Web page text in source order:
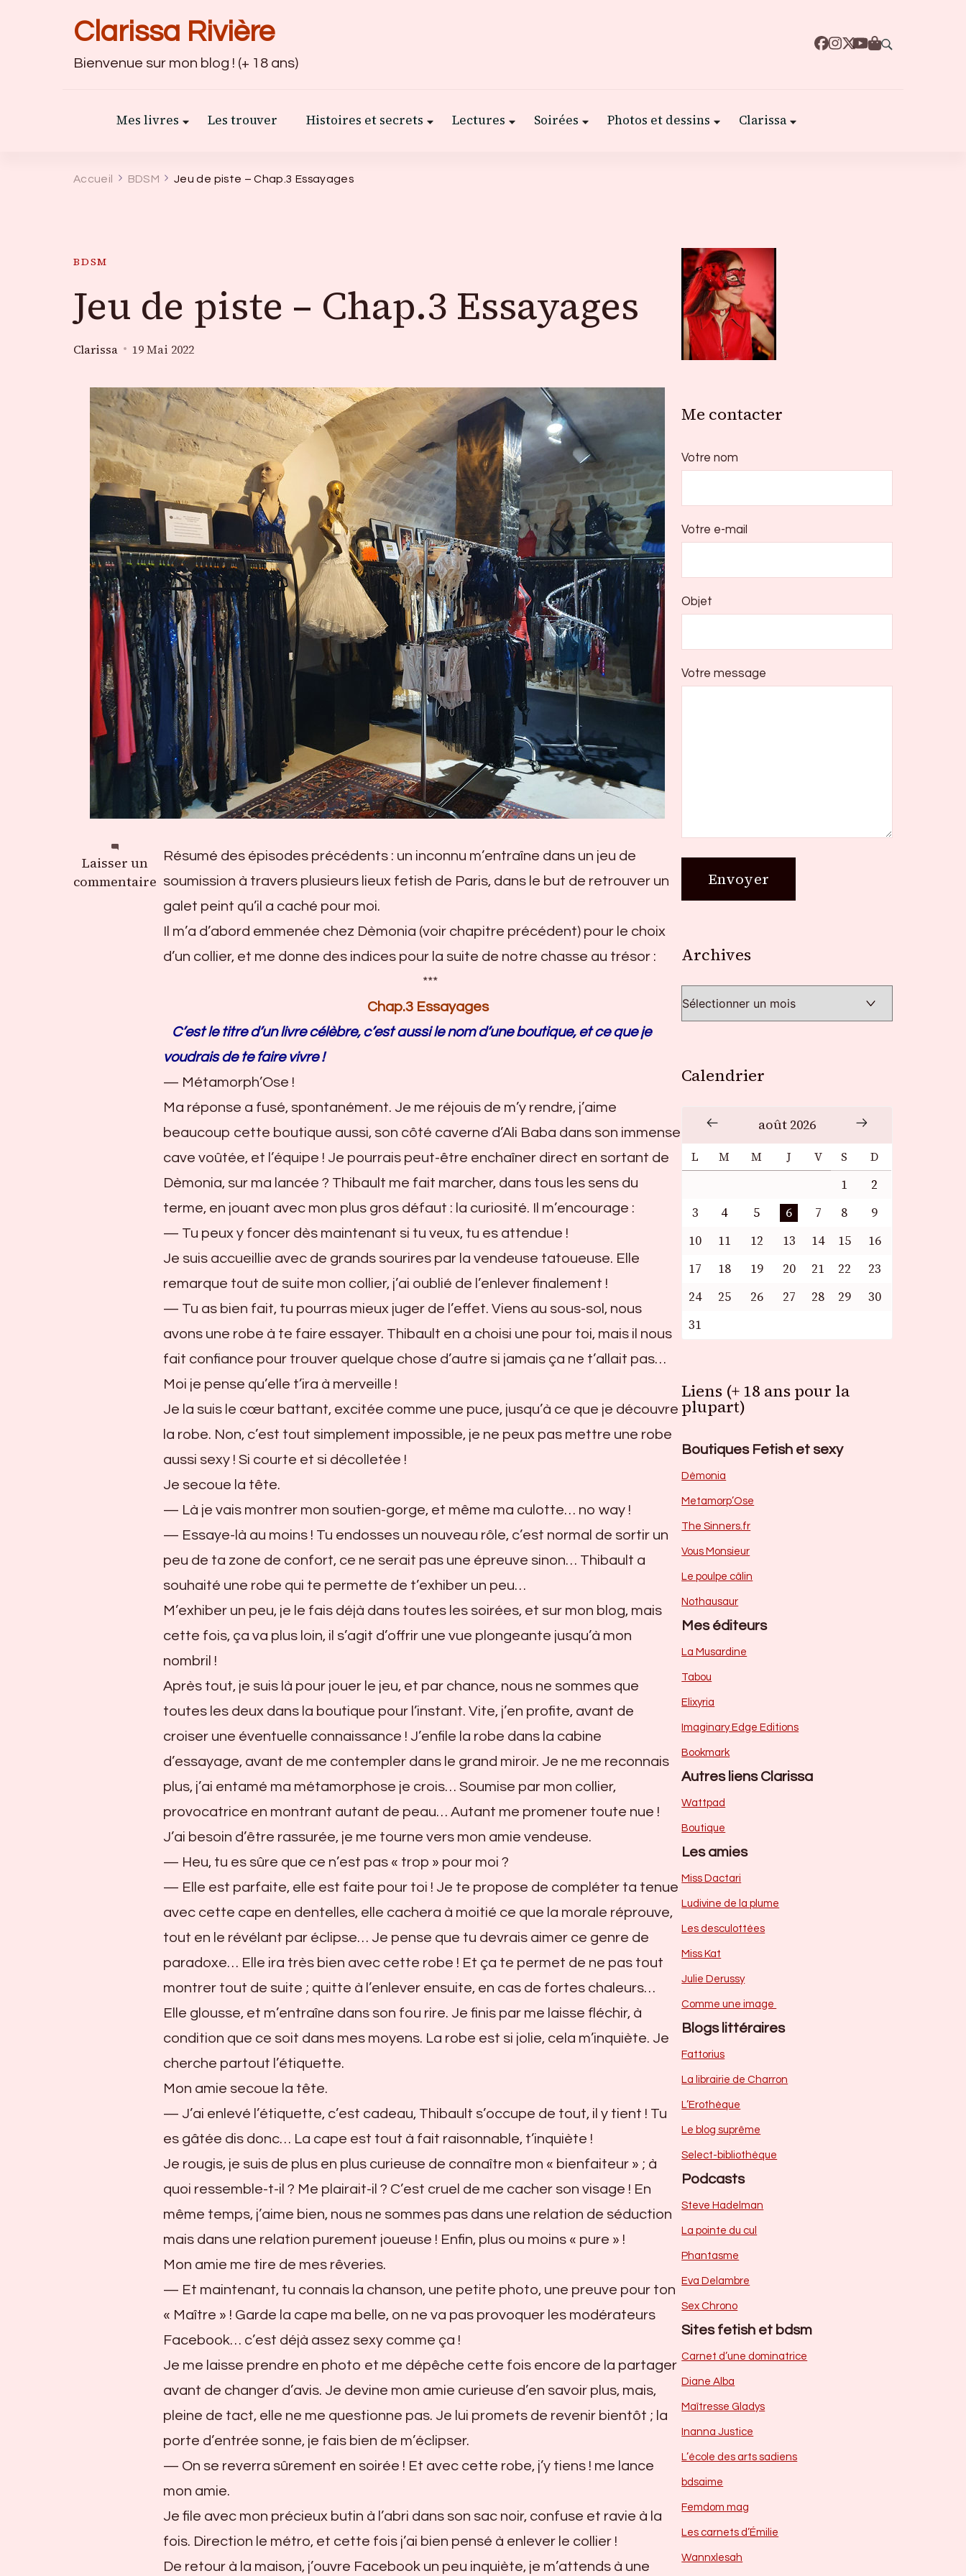
Clarissa Rivière
Bienvenue sur mon blog ! (+ 18 ans)
Mes livres Les trouver Histoires et secrets Lectures Soirées Photos et dessins Clarissa
Accueil BDSM Jeu de piste – Chap.3 Essayages
BDSM
Jeu de piste – Chap.3 Essayages
Clarissa 19 Mai 2022
Laisser un
commentaire
sur
Jeu
Résumé des épisodes précédents : un inconnu m’entraîne dans un jeu de
soumission à travers plusieurs lieux fetish de Paris, dans le but de retrouver un
galet peint qu’il a caché pour moi.
Il m’a d’abord emmenée chez Dèmonia (voir chapitre précédent) pour le choix
d’un collier, et me donne des indices pour la suite de notre chasse au trésor :
***
Chap.3 Essayages
C’est le titre d’un livre célèbre, c’est aussi le nom d’une boutique, et ce que je
voudrais de te faire vivre !
— Métamorph’Ose !
Ma réponse a fusé, spontanément. Je me réjouis de m’y rendre, j’aime
beaucoup cette boutique aussi, son côté caverne d’Ali Baba dans son immense
cave voûtée, et l’équipe ! Je pourrais peut-être enchaîner direct en sortant de
Dèmonia, sur ma lancée ? Thibault me fait marcher, dans tous les sens du
terme, en jouant avec mon plus gros défaut : la curiosité. Il m’encourage :
— Tu peux y foncer dès maintenant si tu veux, tu es attendue !
Je suis accueillie avec de grands sourires par la vendeuse tatoueuse. Elle
remarque tout de suite mon collier, j’ai oublié de l’enlever finalement !
— Tu as bien fait, tu pourras mieux juger de l’effet. Viens au sous-sol, nous
avons une robe à te faire essayer. Thibault en a choisi une pour toi, mais il nous
fait confiance pour trouver quelque chose d’autre si jamais ça ne t’allait pas…
Moi je pense qu’elle t’ira à merveille !
Je la suis le cœur battant, excitée comme une puce, jusqu’à ce que je découvre
la robe. Non, c’est tout simplement impossible, je ne peux pas mettre une robe
aussi sexy ! Si courte et si décolletée !
Je secoue la tête.
— Là je vais montrer mon soutien-gorge, et même ma culotte… no way !
— Essaye-là au moins ! Tu endosses un nouveau rôle, c’est normal de sortir un
peu de ta zone de confort, ce ne serait pas une épreuve sinon… Thibault a
souhaité une robe qui te permette de t’exhiber un peu…
M’exhiber un peu, je le fais déjà dans toutes les soirées, et sur mon blog, mais
cette fois, ça va plus loin, il s’agit d’offrir une vue plongeante jusqu’à mon
nombril !
Après tout, je suis là pour jouer le jeu, et par chance, nous ne sommes que
toutes les deux dans la boutique pour l’instant. Vite, j’en profite, avant de
croiser une éventuelle connaissance ! J’enfile la robe dans la cabine
d’essayage, avant de me contempler dans le grand miroir. Je ne me reconnais
plus, j’ai entamé ma métamorphose je crois… Soumise par mon collier,
provocatrice en montrant autant de peau… Autant me promener toute nue !
J’ai besoin d’être rassurée, je me tourne vers mon amie vendeuse.
— Heu, tu es sûre que ce n’est pas « trop » pour moi ?
— Elle est parfaite, elle est faite pour toi ! Je te propose de compléter ta tenue
avec cette cape en dentelles, elle cachera à moitié ce que la morale réprouve,
tout en le révélant par éclipse… Je pense que tu devrais aimer ce genre de
paradoxe… Elle ira très bien avec cette robe ! Et ça te permet de ne pas tout
montrer tout de suite ; quitte à l’enlever ensuite, en cas de fortes chaleurs…
Elle glousse, et m’entraîne dans son fou rire. Je finis par me laisse fléchir, à
condition que ce soit dans mes moyens. La robe est si jolie, cela m’inquiète. Je
cherche partout l’étiquette.
Mon amie secoue la tête.
— J’ai enlevé l’étiquette, c’est cadeau, Thibault s’occupe de tout, il y tient ! Tu
es gâtée dis donc… La cape est tout à fait raisonnable, t’inquiète !
Je rougis, je suis de plus en plus curieuse de connaître mon « bienfaiteur » ; à
quoi ressemble-t-il ? Me plairait-il ? C’est cruel de me cacher son visage ! En
même temps, j’aime bien, nous ne sommes pas dans une relation de séduction
mais dans une relation purement joueuse ! Enfin, plus ou moins « pure » !
Mon amie me tire de mes rêveries.
— Et maintenant, tu connais la chanson, une petite photo, une preuve pour ton
« Maître » ! Garde la cape ma belle, on ne va pas provoquer les modérateurs
Facebook… c’est déjà assez sexy comme ça !
Je me laisse prendre en photo et me dépêche cette fois encore de la partager
avant de changer d’avis. Je devine mon amie curieuse d’en savoir plus, mais,
pleine de tact, elle ne me questionne pas. Je lui promets de revenir bientôt ; la
porte d’entrée sonne, je fais bien de m’éclipser.
— On se reverra sûrement en soirée ! Et avec cette robe, j’y tiens ! me lance
mon amie.
Je file avec mon précieux butin à l’abri dans son sac noir, confuse et ravie à la
fois. Direction le métro, et cette fois j’ai bien pensé à enlever le collier !
De retour à la maison, j’ouvre Facebook un peu inquiète, je m’attends à une
Me contacter
Votre nom
Votre e-mail
Objet
Votre message
Archives
Calendrier
août 2026
L M M J V S D
1
2
3
4 5 6 7 8
9
10
11 12 13 14 15
16
17
18 19 20 21 22
23
24
25 26 27 28 29
30
31
Liens (+ 18 ans pour la
plupart)
Boutiques Fetish et sexy
Dèmonia
Metamorp’Ose
The Sinners.fr
Vous Monsieur
Le poulpe câlin
Nothausaur
Mes éditeurs
La Musardine
Tabou
Elixyria
Imaginary Edge Editions
Bookmark
Autres liens Clarissa
Wattpad
Boutique
Les amies
Miss Dactari
Ludivine de la plume
Les desculottées
Miss Kat
Julie Derussy
Comme une image
Blogs littéraires
Fattorius
La librairie de Charron
L’Erothèque
Le blog suprême
Select-bibliothèque
Podcasts
Steve Hadelman
La pointe du cul
Phantasme
Eva Delambre
Sex Chrono
Sites fetish et bdsm
Carnet d’une dominatrice
Diane Alba
Maîtresse Gladys
Inanna Justice
L’école des arts sadiens
bdsaime
Femdom mag
Les carnets d’Émilie
Wannxlesah